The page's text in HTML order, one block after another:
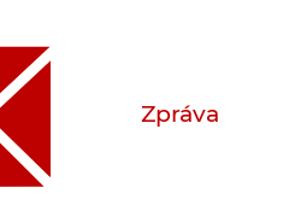
Zpráva